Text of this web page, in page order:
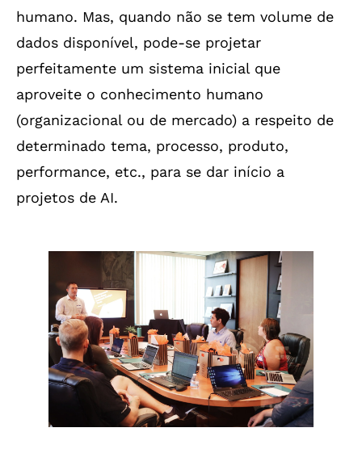
humano. Mas, quando não se tem volume de
dados disponível, pode-se projetar
perfeitamente um sistema inicial que
aproveite o conhecimento humano
(organizacional ou de mercado) a respeito de
determinado tema, processo, produto,
performance, etc., para se dar início a
projetos de AI.